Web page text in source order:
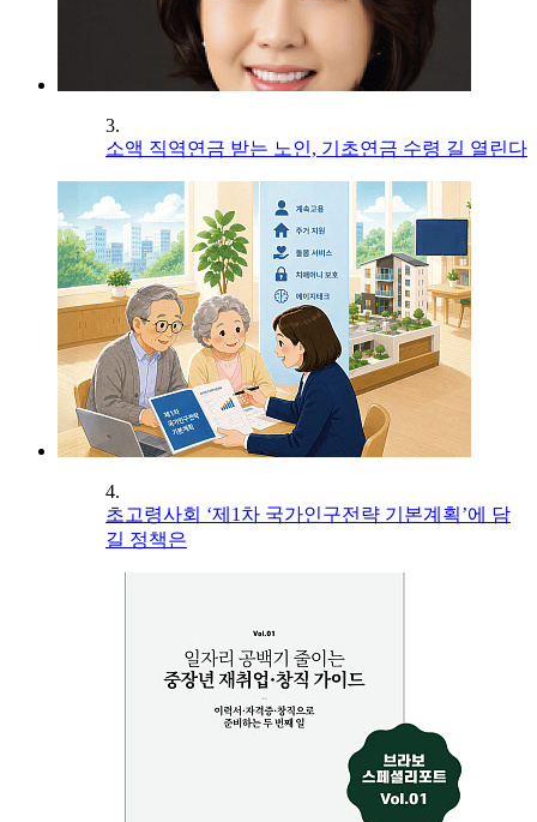
3.
소액 직역연금 받는 노인, 기초연금 수령 길 열린다
4.
초고령사회 ‘제1차 국가인구전략 기본계획’에 담
길 정책은